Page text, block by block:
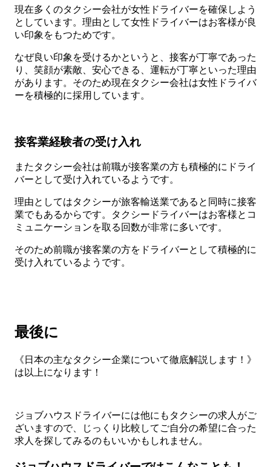
現在多くのタクシー会社が女性ドライバーを確保しよう
としています。理由として女性ドライバーはお客様が良
い印象をもつためです。
なぜ良い印象を受けるかというと、接客が丁寧であった
り、笑顔が素敵、安心できる、運転が丁寧といった理由
があります。そのため現在タクシー会社は女性ドライバ
ーを積極的に採用しています。
接客業経験者の受け入れ
またタクシー会社は前職が接客業の方も積極的にドライ
バーとして受け入れているようです。
理由としてはタクシーが旅客輸送業であると同時に接客
業でもあるからです。タクシードライバーはお客様とコ
ミュニケーションを取る回数が非常に多いです。
そのため前職が接客業の方をドライバーとして積極的に
受け入れているようです。
最後に
《日本の主なタクシー企業について徹底解説します！》
は以上になります！
ジョブハウスドライバーには他にもタクシーの求人がご
ざいますので、じっくり比較してご自分の希望に合った
求人を探してみるのもいいかもしれません。